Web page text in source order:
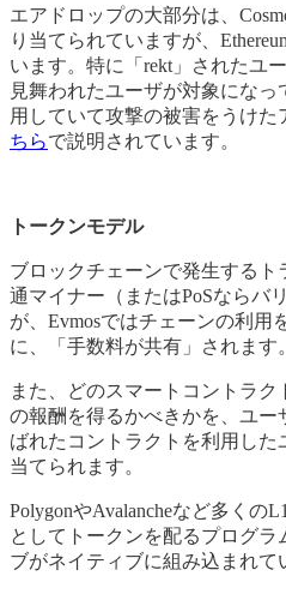
エアドロップの大部分は、
り当てられていますが、
います。特に「rekt」されたユ
見舞われたユーザが対象になっ
用していて攻撃の被害をうけ
ちらで説明されています。
トークンモデル
ブロックチェーンで発生する
通マイナー（またはPoSならバ
が、Evmosではチェーンの利用
に、「手数料が共有」されます。
また、どのスマートコントラ
の報酬を得るかべきかを、ユ
ばれたコントラクトを利用した
当てられます。
PolygonやAvalancheなど多くの
としてトークンを配るプログラ
ブがネイティブに組み込まれて